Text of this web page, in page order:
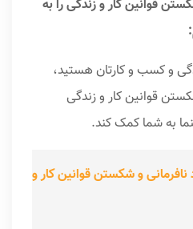
قوانین کار و زندگی را به
و کسب و کارتان هستید،
قوانین کار و زندگی
به شما کمک کند.
و شکستن قوانین کار و